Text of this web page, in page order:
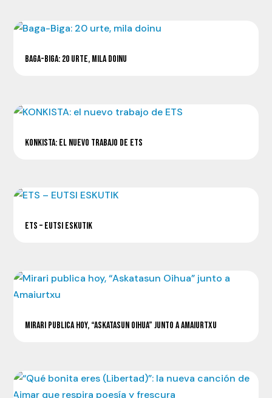
BAGA-BIGA: 20 URTE, MILA DOINU
KONKISTA: EL NUEVO TRABAJO DE ETS
ETS – EUTSI ESKUTIK
MIRARI PUBLICA HOY, “ASKATASUN OIHUA” JUNTO A AMAIURTXU